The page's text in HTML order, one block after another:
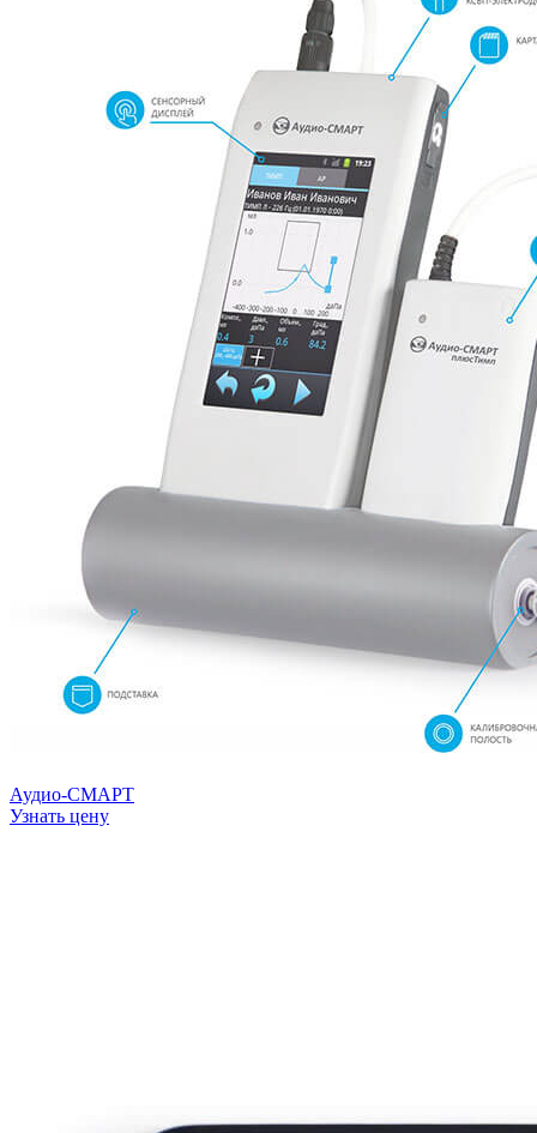
Аудио-СМАРТ
Узнать цену